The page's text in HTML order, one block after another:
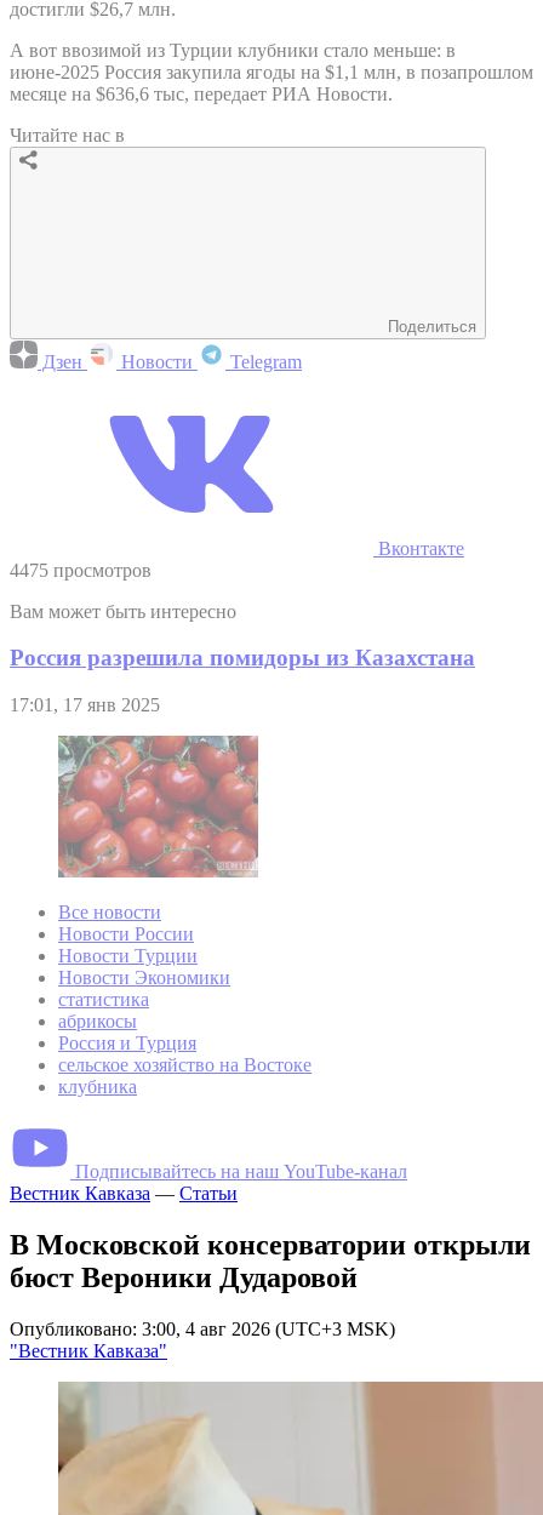
достигли $26,7 млн.
А вот ввозимой из Турции клубники стало меньше: в
июне-2025 Россия закупила ягоды на $1,1 млн, в позапрошлом
месяце на $636,6 тыс, передает РИА Новости.
Читайте нас в
Поделиться
Дзен Новости Telegram
Вконтакте
4475 просмотров
Вам может быть интересно
Россия разрешила помидоры из Казахстана
17:01, 17 янв 2025
Все новости
Новости России
Новости Турции
Новости Экономики
статистика
абрикосы
Россия и Турция
сельское хозяйство на Востоке
клубника
Подписывайтесь на наш YouTube-канал
Вестник Кавказа — Статьи
В Московской консерватории открыли
бюст Вероники Дударовой
Опубликовано: 3:00, 4 авг 2026 (UTC+3 MSK)
"Вестник Кавказа"